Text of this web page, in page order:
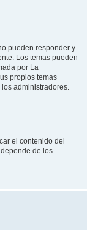
pueden responder y
Los temas pueden
por La
propios temas
administradores.
el contenido del
de los